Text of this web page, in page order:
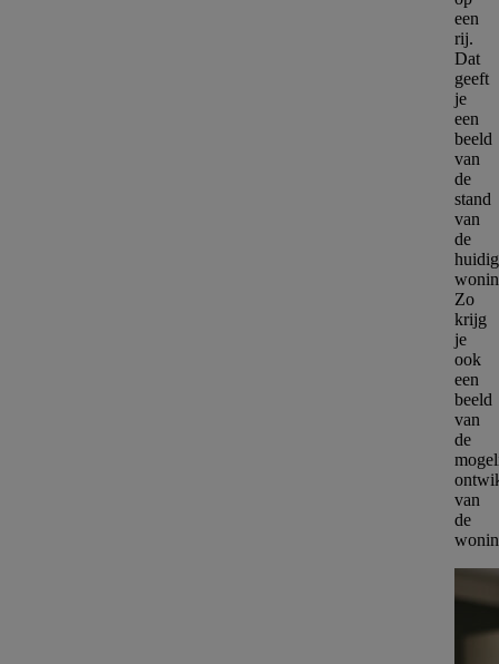
een
rij.
Dat
geeft
je
een
beeld
van
de
stand
van
de
Zo
krijg
je
ook
een
beeld
van
de
van
de